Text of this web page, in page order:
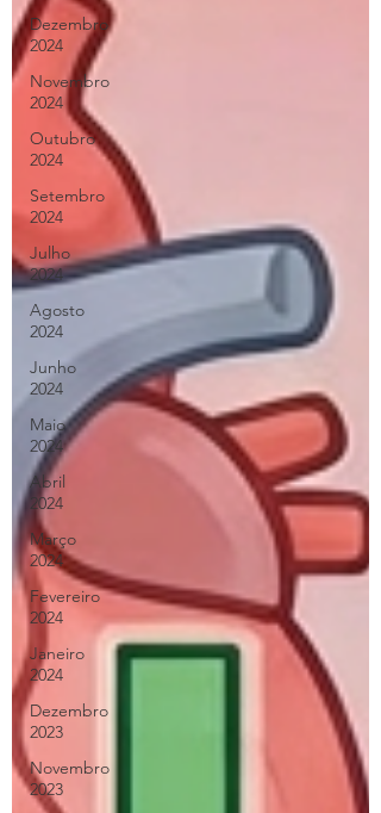
Dezembro
2024
Novembro
2024
Outubro
2024
Setembro
2024
Julho
2024
Agosto
2024
Junho
2024
Maio
2024
Abril
2024
Março
2024
Fevereiro
2024
Janeiro
2024
Dezembro
2023
Novembro
2023